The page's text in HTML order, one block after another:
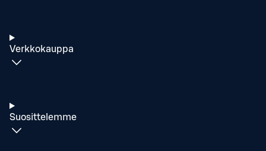
Verkkokauppa
Suosittelemme